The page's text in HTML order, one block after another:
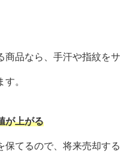
商品なら、手汗や指紋をサ
。
が上がる
保てるので、将来売却する